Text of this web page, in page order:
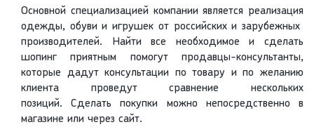
Основной специализацией компании является реализация
одежды, обуви и игрушек от российских и зарубежных
производителей. Найти все необходимое и сделать
шопинг приятным помогут продавцы-консультанты,
которые дадут консультации по товару и по желанию
клиента проведут сравнение нескольких
позиций. Сделать покупки можно непосредственно в
магазине или через сайт.